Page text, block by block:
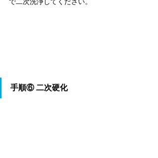
で二次洗浄してください。
手順⑥ 二次硬化